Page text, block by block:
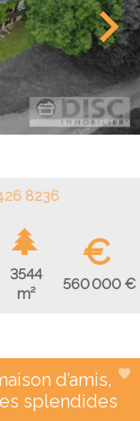
8236
3544
m²
€
560 000 €
d’amis,
splendides